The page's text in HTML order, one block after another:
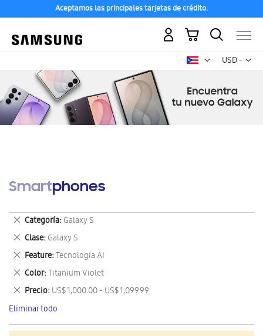
Aceptamos las principales tarjetas de crédito.
USD -
dólar
Mi carrito
Smartphones
Categoría Galaxy S
Eliminar
este
artículo
Clase Galaxy S
Eliminar
este
artículo
Feature Tecnología AI
Eliminar
este
artículo
Color Titanium Violet
Eliminar
este
artículo
Precio US$ 1,000.00 - US$ 1,099.99
Eliminar
este
artículo
Eliminar todo